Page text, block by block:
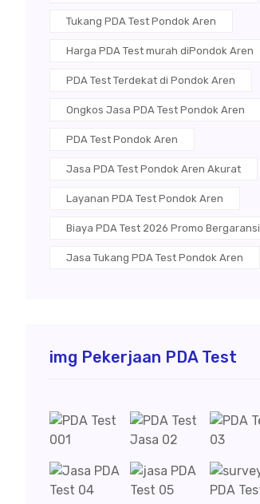
Tukang PDA Test Pondok Aren
Harga PDA Test murah diPondok Aren
PDA Test Terdekat di Pondok Aren
Ongkos Jasa PDA Test Pondok Aren
PDA Test Pondok Aren
Jasa PDA Test Pondok Aren Akurat
Layanan PDA Test Pondok Aren
Biaya PDA Test 2026 Promo Bergaransi
Jasa Tukang PDA Test Pondok Aren
img Pekerjaan PDA Test